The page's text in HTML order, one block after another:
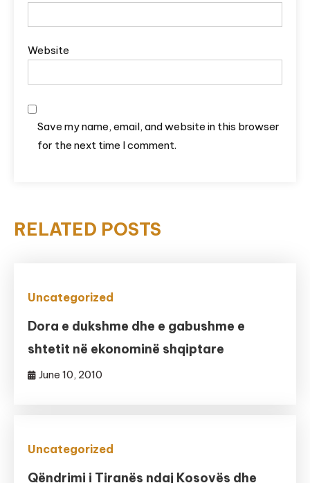
Website
Save my name, email, and website in this browser
for the next time I comment.
RELATED POSTS
Uncategorized
Dora e dukshme dhe e gabushme e
shtetit në ekonominë shqiptare
June 10, 2010
Uncategorized
Qëndrimi i Tiranës ndaj Kosovës dhe